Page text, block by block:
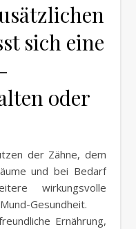
sich eine
oder
der Zähne, dem
und bei Bedarf
wirkungsvolle
Gesundheit.
Ernährung,